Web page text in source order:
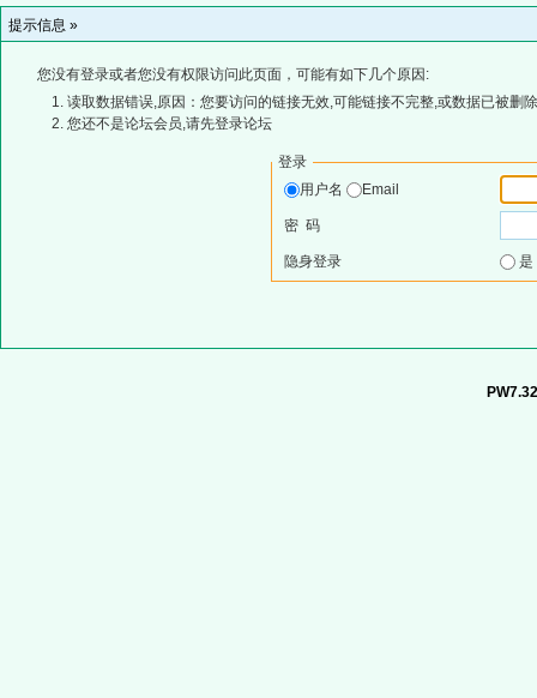
提示信息 »
您没有登录或者您没有权限访问此页面，可能有如下几个原因:
读取数据错误,原因：您要访问的链接无效,可能链接不完整,或数据已被删
您还不是论坛会员,请先登录论坛
登录
用户名
Email
密 码
隐身登录